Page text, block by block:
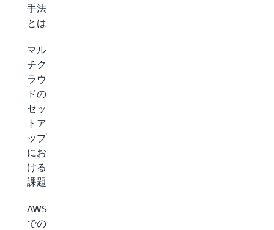
手法
とは
マル
チク
ラウ
ドの
セッ
トア
ップ
にお
ける
課題
AWS
での